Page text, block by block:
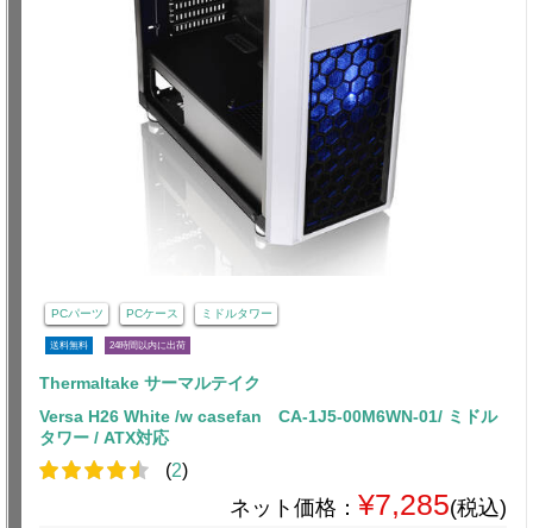
PCパーツ PCケース ミドルタワー
送料無料 24時間以内に出荷
Thermaltake サーマルテイク
Versa H26 White /w casefan CA-1J5-00M6WN-01/ ミドル
タワー / ATX対応
(2)
ネット価格： ¥7,285(税込)